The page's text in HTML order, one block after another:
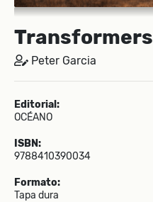
Transformers
Peter Garcia
Editorial:
OCÉANO
ISBN:
9788410390034
Formato:
Tapa dura